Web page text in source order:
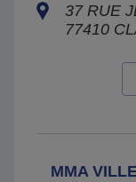
37 RUE
77410
MMA